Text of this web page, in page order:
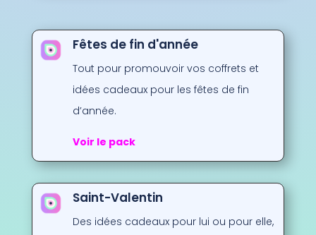
Fêtes de fin d'année
Tout pour promouvoir vos coffrets et
idées cadeaux pour les fêtes de fin
d’année.
Voir le pack
Saint-Valentin
Des idées cadeaux pour lui ou pour elle,